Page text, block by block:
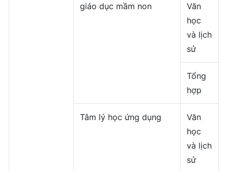
giáo dục mầm non
Văn
học
và lịch
sử
Tổng
hợp
Tâm lý học ứng dụng
Văn
học
và lịch
sử